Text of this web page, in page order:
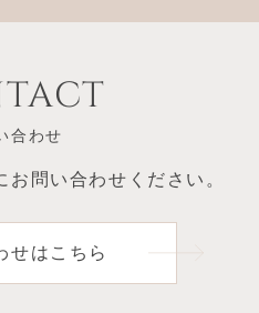
合わせ
お問い合わせください。
せはこちら